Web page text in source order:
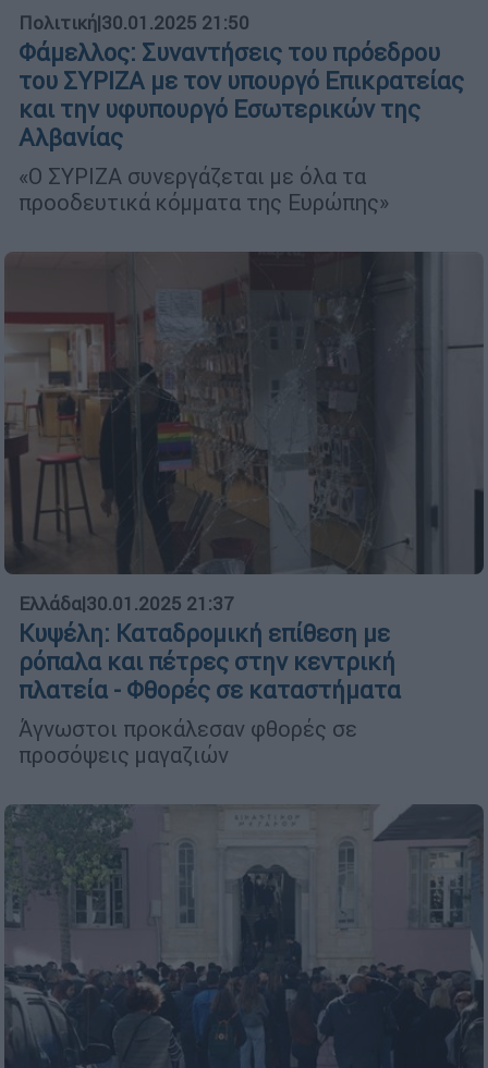
Πολιτική|30.01.2025 21:50
Φάμελλος: Συναντήσεις του πρόεδρου
του ΣΥΡΙΖΑ με τον υπουργό Επικρατείας
και την υφυπουργό Εσωτερικών της
Αλβανίας
«Ο ΣΥΡΙΖΑ συνεργάζεται με όλα τα
προοδευτικά κόμματα της Ευρώπης»
Ελλάδα|30.01.2025 21:37
Kυψέλη: Καταδρομική επίθεση με
ρόπαλα και πέτρες στην κεντρική
πλατεία - Φθορές σε καταστήματα
Άγνωστοι προκάλεσαν φθορές σε
προσόψεις μαγαζιών